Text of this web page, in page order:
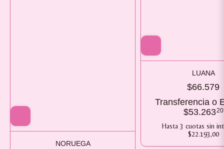
NORUEGA
LUANA
$66.579
Transferencia o
$53.26320
Hasta 3 cuotas sin
$22.193,00